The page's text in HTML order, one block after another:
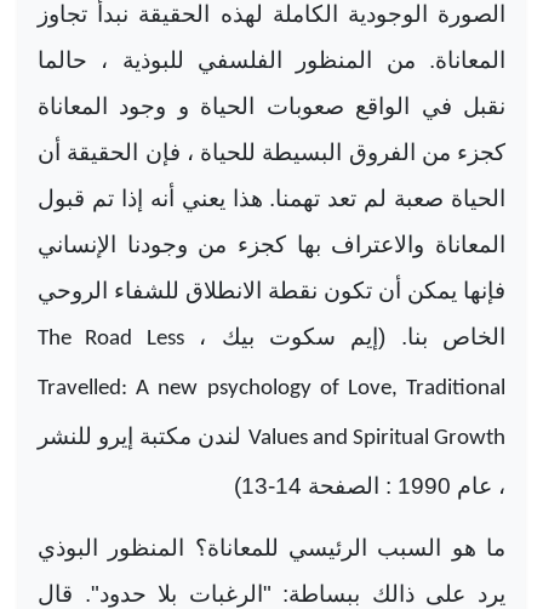
الصورة الوجودية الكاملة لهذه الحقيقة نبدأ تجاوز
المعاناة. من المنظور الفلسفي للبوذية ، حالما
نقبل في الواقع صعوبات الحياة و وجود المعاناة
كجزء من الفروق البسيطة للحياة ، فإن الحقيقة أن
الحياة صعبة لم تعد تهمنا. هذا يعني أنه إذا تم قبول
المعاناة والاعتراف بها كجزء من وجودنا الإنساني
فإنها يمكن أن تكون نقطة الانطلاق للشفاء الروحي
الخاص بنا. (إيم سكوت بيك ،The Road Less
Travelled: A new psychology of Love, Traditional
Values and Spiritual Growth لندن مكتبة إيرو للنشر
، عام 1990 : الصفحة 14-13)
ما هو السبب الرئيسي للمعاناة؟ المنظور البوذي
يرد على ذالك ببساطة: "الرغبات بلا حدود". قال